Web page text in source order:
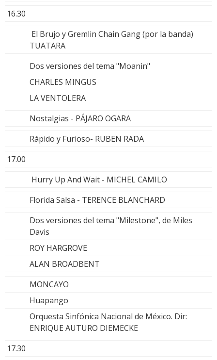
16.30
El Brujo y Gremlin Chain Gang (por la banda)
TUATARA
Dos versiones del tema "Moanin"
CHARLES MINGUS
LA VENTOLERA
Nostalgias - PÁJARO OGARA
Rápido y Furioso- RUBEN RADA
17.00
Hurry Up And Wait - MICHEL CAMILO
Florida Salsa - TERENCE BLANCHARD
Dos versiones del tema "Milestone", de Miles
Davis
ROY HARGROVE
ALAN BROADBENT
MONCAYO
Huapango
Orquesta Sinfónica Nacional de México. Dir:
ENRIQUE AUTURO DIEMECKE
17.30